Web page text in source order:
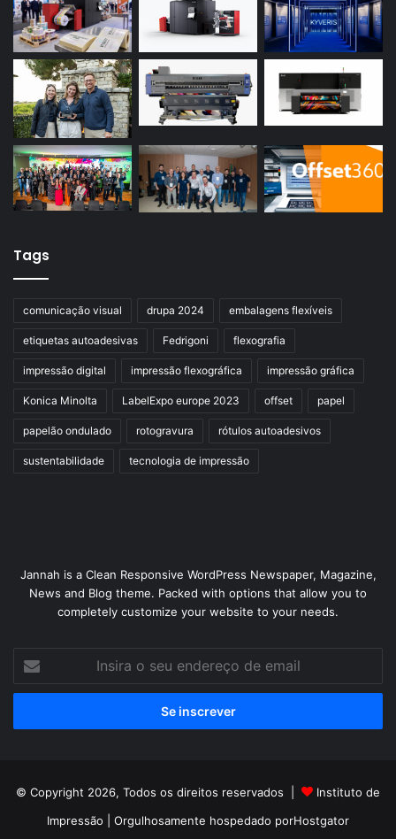
Tags
comunicação visual drupa 2024 embalagens flexíveis
etiquetas autoadesivas Fedrigoni flexografia
impressão digital impressão flexográfica impressão gráfica
Konica Minolta LabelExpo europe 2023 offset papel
papelão ondulado rotogravura rótulos autoadesivos
sustentabilidade tecnologia de impressão
Jannah is a Clean Responsive WordPress Newspaper, Magazine,
News and Blog theme. Packed with options that allow you to
completely customize your website to your needs.
seu
de
© Copyright 2026, Todos os direitos reservados |
Instituto de
Impressão | Orgulhosamente hospedado porHostgator